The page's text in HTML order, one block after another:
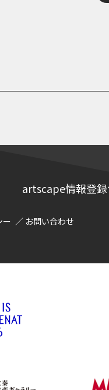
artscape情報登
ー お問い合わせ